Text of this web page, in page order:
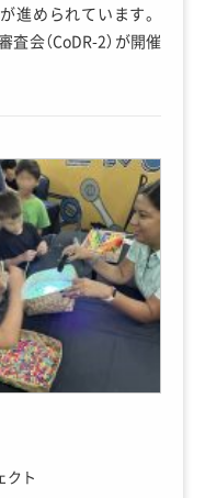
進められています。
会（CoDR-2）が開催
クト